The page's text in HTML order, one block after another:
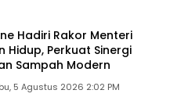
Hadiri Rakor Menteri
Hidup, Perkuat Sinergi
Sampah Modern
5 Agustus 2026 2:02 PM